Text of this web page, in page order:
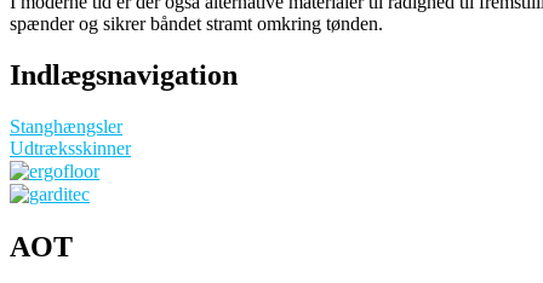
spænder og sikrer båndet stramt omkring tønden.
Indlægsnavigation
Stanghængsler
Udtræksskinner
AOT